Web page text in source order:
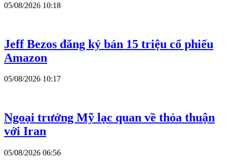
05/08/2026 10:18
Jeff Bezos đăng ký bán 15 triệu cổ phiếu
Amazon
05/08/2026 10:17
Ngoại trưởng Mỹ lạc quan về thỏa thuận
với Iran
05/08/2026 06:56